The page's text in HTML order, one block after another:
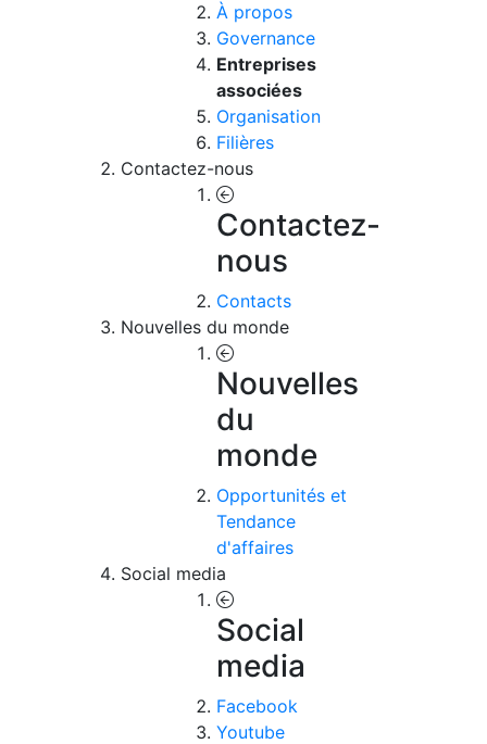
À propos
Governance
Entreprises
associées
Organisation
Filières
Contactez-nous
Contactez-
nous
Contacts
Nouvelles du monde
Nouvelles
du
monde
Opportunités et
Tendance
d'affaires
Social media
Social
media
Facebook
Youtube